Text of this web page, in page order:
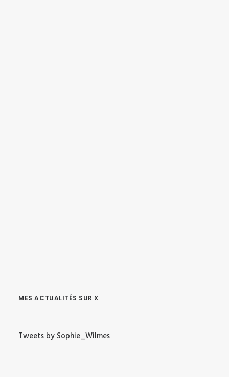
MES ACTUALITÉS SUR X
Tweets by Sophie_Wilmes